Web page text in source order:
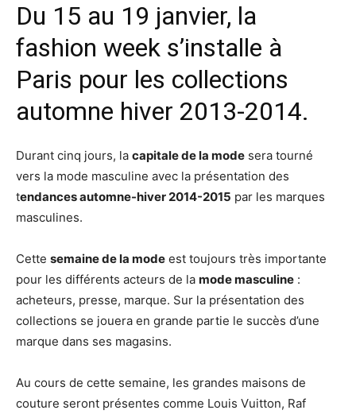
Du 15 au 19 janvier, la
fashion week s’installe à
Paris pour les collections
automne hiver 2013-2014.
Durant cinq jours, la capitale de la mode sera tourné
vers la mode masculine avec la présentation des
tendances automne-hiver 2014-2015 par les marques
masculines.
Cette semaine de la mode est toujours très importante
pour les différents acteurs de la mode masculine :
acheteurs, presse, marque. Sur la présentation des
collections se jouera en grande partie le succès d’une
marque dans ses magasins.
Au cours de cette semaine, les grandes maisons de
couture seront présentes comme Louis Vuitton, Raf